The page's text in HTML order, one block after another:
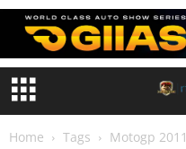
Home Tags Motogp 2011